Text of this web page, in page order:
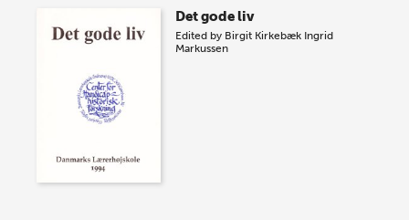
Det gode liv
Edited by Birgit Kirkebæk Ingrid
Markussen